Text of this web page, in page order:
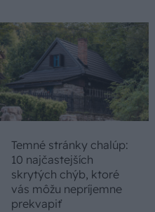
Temné stránky chalúp:
10 najčastejších
skrytých chýb, ktoré
vás môžu nepríjemne
prekvapiť